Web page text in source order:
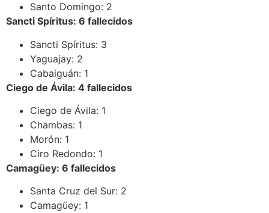
Santo Domingo: 2
Sancti Spíritus: 6 fallecidos
Sancti Spíritus: 3
Yaguajay: 2
Cabaiguán: 1
Ciego de Ávila: 4 fallecidos
Ciego de Ávila: 1
Chambas: 1
Morón: 1
Ciro Redondo: 1
Camagüey: 6 fallecidos
Santa Cruz del Sur: 2
Camagüey: 1